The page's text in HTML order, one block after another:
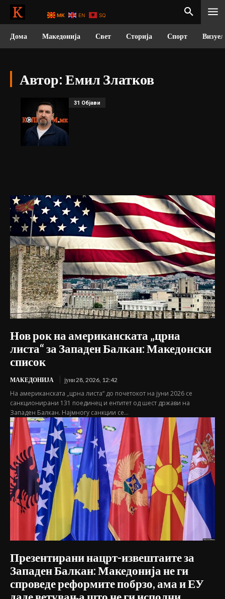
Дома Македонија Свет Сторија Спорт
Автор: Емил Златков
31 Објави
Нов рок на американската „црна
листа“ за Западен Балкан: Македонски
список
МАКЕДОНИЈА јуни 28, 2026, 12:42
На американската „црна листа“ до почетокот на јуни 2026 се
санкционирани 131 поединец и ентитет од шест држави на
Западен Балкан. Најмногу санкции се...
Презентирани нацрт-извештаите за
Западен Балкан: Македонија не ги
спроведе реформите побрзо, ама и ЕУ
MK EN SQ